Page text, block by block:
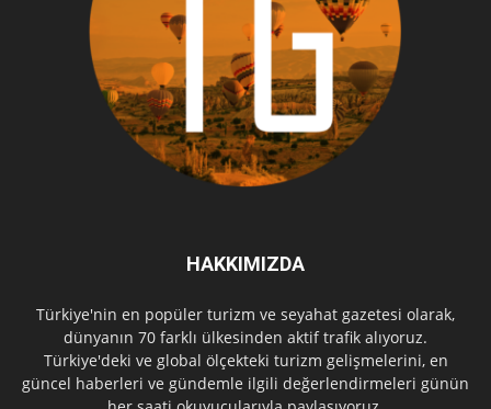
HAKKIMIZDA
Türkiye'nin en popüler turizm ve seyahat gazetesi olarak,
dünyanın 70 farklı ülkesinden aktif trafik alıyoruz.
Türkiye'deki ve global ölçekteki turizm gelişmelerini, en
güncel haberleri ve gündemle ilgili değerlendirmeleri günün